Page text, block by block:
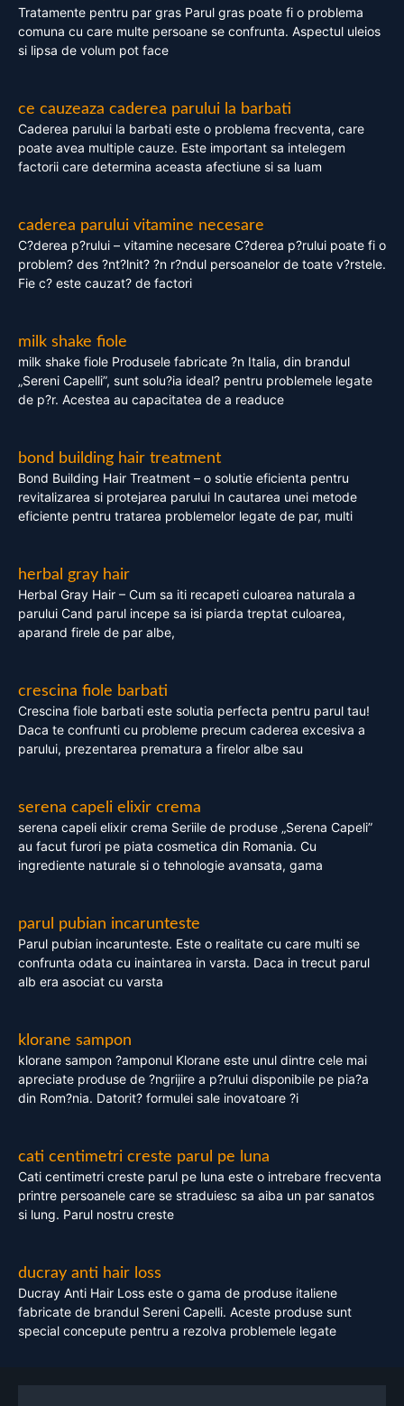
Tratamente pentru par gras Parul gras poate fi o problema
comuna cu care multe persoane se confrunta. Aspectul uleios
si lipsa de volum pot face
ce cauzeaza caderea parului la barbati
Caderea parului la barbati este o problema frecventa, care
poate avea multiple cauze. Este important sa intelegem
factorii care determina aceasta afectiune si sa luam
caderea parului vitamine necesare
C?derea p?rului – vitamine necesare C?derea p?rului poate fi o
problem? des ?nt?lnit? ?n r?ndul persoanelor de toate v?rstele.
Fie c? este cauzat? de factori
milk shake fiole
milk shake fiole Produsele fabricate ?n Italia, din brandul
„Sereni Capelli”, sunt solu?ia ideal? pentru problemele legate
de p?r. Acestea au capacitatea de a readuce
bond building hair treatment
Bond Building Hair Treatment – o solutie eficienta pentru
revitalizarea si protejarea parului In cautarea unei metode
eficiente pentru tratarea problemelor legate de par, multi
herbal gray hair
Herbal Gray Hair – Cum sa iti recapeti culoarea naturala a
parului Cand parul incepe sa isi piarda treptat culoarea,
aparand firele de par albe,
crescina fiole barbati
Crescina fiole barbati este solutia perfecta pentru parul tau!
Daca te confrunti cu probleme precum caderea excesiva a
parului, prezentarea prematura a firelor albe sau
serena capeli elixir crema
serena capeli elixir crema Seriile de produse „Serena Capeli”
au facut furori pe piata cosmetica din Romania. Cu
ingrediente naturale si o tehnologie avansata, gama
parul pubian incarunteste
Parul pubian incarunteste. Este o realitate cu care multi se
confrunta odata cu inaintarea in varsta. Daca in trecut parul
alb era asociat cu varsta
klorane sampon
klorane sampon ?amponul Klorane este unul dintre cele mai
apreciate produse de ?ngrijire a p?rului disponibile pe pia?a
din Rom?nia. Datorit? formulei sale inovatoare ?i
cati centimetri creste parul pe luna
Cati centimetri creste parul pe luna este o intrebare frecventa
printre persoanele care se straduiesc sa aiba un par sanatos
si lung. Parul nostru creste
ducray anti hair loss
Ducray Anti Hair Loss este o gama de produse italiene
fabricate de brandul Sereni Capelli. Aceste produse sunt
special concepute pentru a rezolva problemele legate